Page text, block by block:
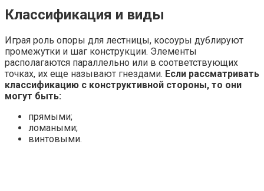
Классификация и виды
Играя роль опоры для лестницы, косоуры дублируют
промежутки и шаг конструкции. Элементы
располагаются параллельно или в соответствующих
точках, их еще называют гнездами. Если рассматривать
классификацию с конструктивной стороны, то они
могут быть:
прямыми;
ломаными;
винтовыми.